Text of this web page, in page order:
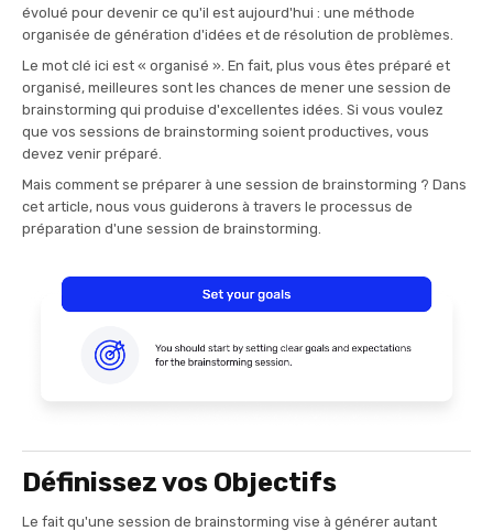
évolué pour devenir ce qu'il est aujourd'hui : une méthode
organisée de génération d'idées et de résolution de problèmes.
Le mot clé ici est « organisé ». En fait, plus vous êtes préparé et
organisé, meilleures sont les chances de mener une session de
brainstorming qui produise d'excellentes idées. Si vous voulez
que vos sessions de brainstorming soient productives, vous
devez venir préparé.
Mais comment se préparer à une session de brainstorming ? Dans
cet article, nous vous guiderons à travers le processus de
préparation d'une session de brainstorming.
Définissez vos Objectifs
Le fait qu'une session de brainstorming vise à générer autant